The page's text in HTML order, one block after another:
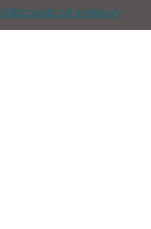
Odstoupit od smlouvy